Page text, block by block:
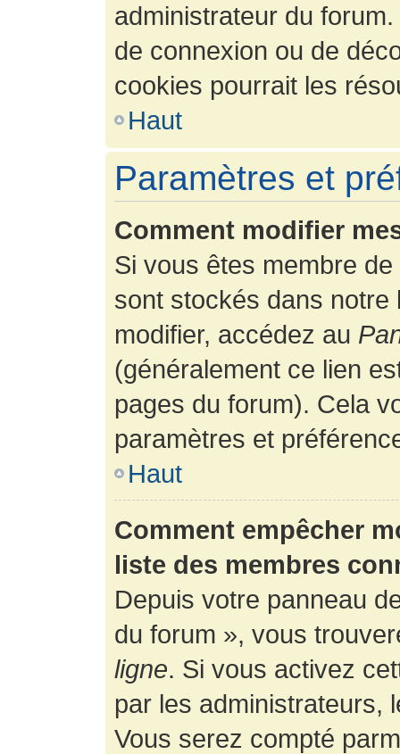
administrateur du
de connexion ou de
cookies pourrait les
Haut
Paramètres et
Comment modifier
Si vous êtes membre
sont stockés dans
modifier, accédez au
(généralement ce lien
pages du forum). Cela
paramètres et
Haut
Comment empêcher
liste des membres
Depuis votre panneau
du forum », vous
ligne. Si vous activez
par les administrateurs,
Vous serez compté